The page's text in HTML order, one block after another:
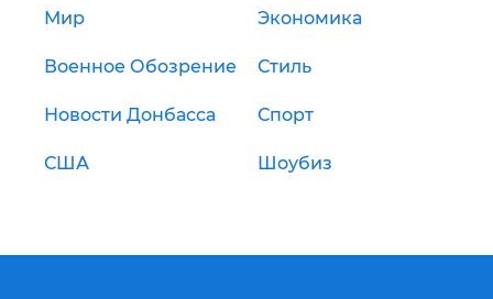
Мир Экономика
Военное Обозрение Стиль
Новости Донбасса Спорт
США Шоубиз